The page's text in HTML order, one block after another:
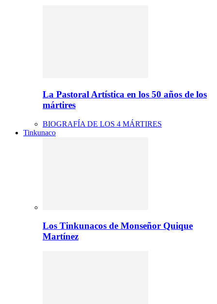
La Pastoral Artística en los 50 años de los
mártires
BIOGRAFÍA DE LOS 4 MÁRTIRES
Tinkunaco
Los Tinkunacos de Monseñor Quique
Martínez